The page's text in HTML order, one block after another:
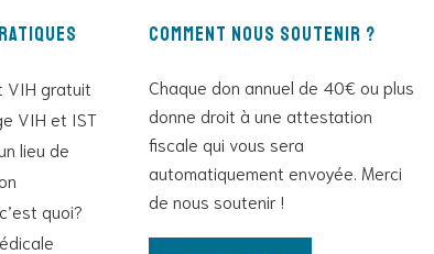
VIH gratuit
VIH et IST
lieu de
quoi?
Comment nous soutenir ?
Chaque don annuel de 40€ ou plus
donne droit à une attestation
fiscale qui vous sera
automatiquement envoyée. Merci
de nous soutenir !